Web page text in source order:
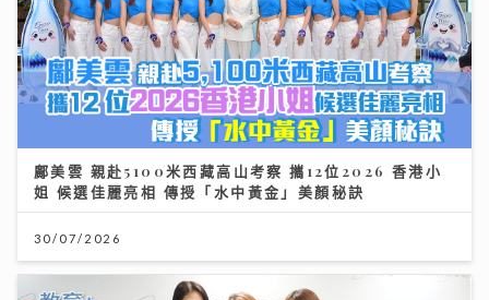
鄺美雲 親赴5100米西藏高山考察 攜12位2026 香港小
姐 候選佳麗亮相 傳授「水中黃金」美顏秘訣
30/07/2026